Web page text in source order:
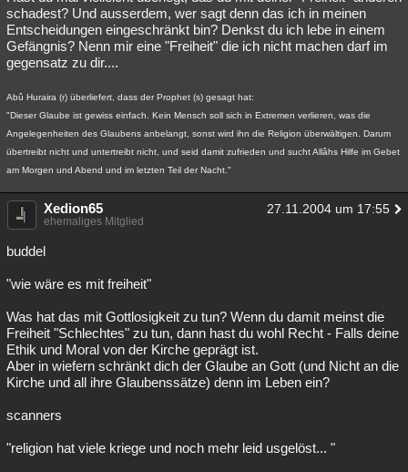
schadest? Und ausserdem, wer sagt denn das ich in meinen
Entscheidungen eingeschränkt bin? Denkst du ich lebe in einem
Gefängnis? Nenn mir eine "Freiheit" die ich nicht machen darf im
gegensatz zu dir....
Abû Huraira (r) überliefert, dass der Prophet (s) gesagt hat:
"Dieser Glaube ist gewiss einfach. Kein Mensch soll sich in Extremen verlieren, was die
Angelegenheiten des Glaubens anbelangt, sonst wird ihn die Religion überwältigen. Darum
übertreibt nicht und untertreibt nicht, und seid damit zufrieden und sucht Allâhs Hilfe im Gebet
am Morgen und Abend und im letzten Teil der Nacht."
Xedion65 27.11.2004 um 17:55
ehemaliges Mitglied
buddel
"wie wäre es mit freiheit"
Was hat das mit Gottlosigkeit zu tun? Wenn du damit meinst die
Freiheit "Schlechtes" zu tun, dann hast du wohl Recht - Falls deine
Ethik und Moral von der Kirche geprägt ist.
Aber in wiefern schränkt dich der Glaube an Gott (und Nicht an die
Kirche und all ihre Glaubenssätze) denn im Leben ein?
scanners
"religion hat viele kriege und noch mehr leid usgelöst... "